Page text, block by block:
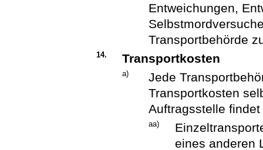
Entweichungen,
Transportbehörde
14. Transportkosten
a)
Jede
Transportkosten
Auftragsstelle
aa)
eines anderen